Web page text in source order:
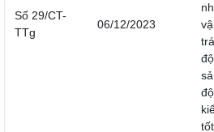
Số 29/CT-
TTg
06/12/2023